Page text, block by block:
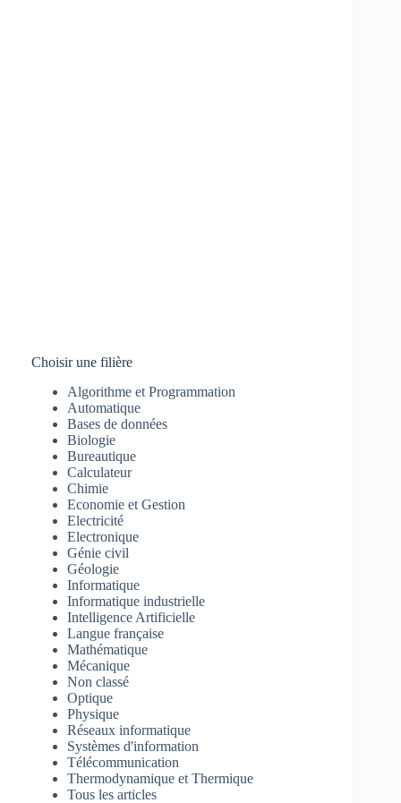
Choisir une filière
Algorithme et Programmation
Automatique
Bases de données
Biologie
Bureautique
Calculateur
Chimie
Economie et Gestion
Electricité
Electronique
Génie civil
Géologie
Informatique
Informatique industrielle
Intelligence Artificielle
Langue française
Mathématique
Mécanique
Non classé
Optique
Physique
Réseaux informatique
Systèmes d'information
Télécommunication
Thermodynamique et Thermique
Tous les articles